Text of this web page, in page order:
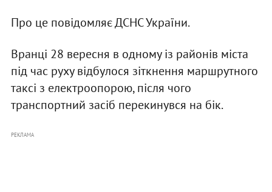
Про це повідомляє ДСНС України.
Вранці 28 вересня в одному із районів міста
під час руху відбулося зіткнення маршрутного
таксі з електроопорою, після чого
транспортний засіб перекинувся на бік.
РЕКЛАМА